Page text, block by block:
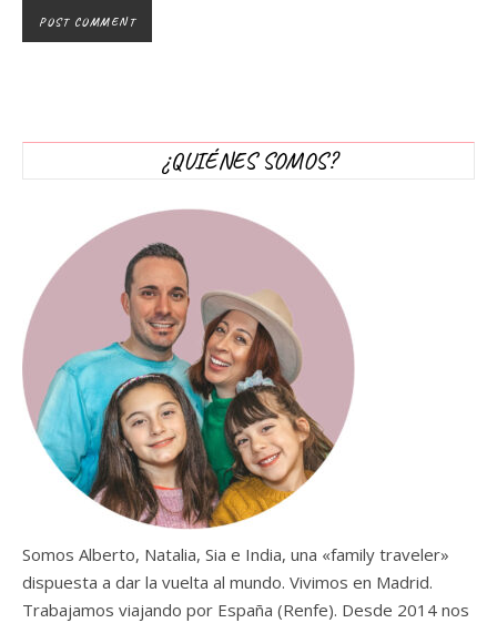
¿QUIÉNES SOMOS?
Somos Alberto, Natalia, Sia e India, una «family traveler»
dispuesta a dar la vuelta al mundo. Vivimos en Madrid.
Trabajamos viajando por España (Renfe). Desde 2014 nos